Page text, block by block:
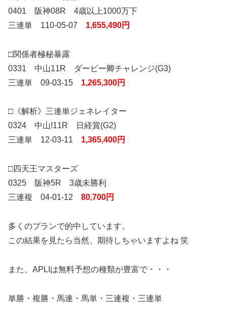
0401 阪神08R 4歳以上1000万下
三連単 110-05-07 1,655,490円
□関係者極秘暴露
0331 中山11R ダービー卿チャレンジ(G3)
三連単 09-03-15 1,265,300円
□《解析》三連単ジェネレイター
0324 中山!11R 日経賞(G2)
三連単 12-03-11 1,365,400円
□四天王マスターズ
0325 阪神5R 3歳未勝利
三連複 04-01-12 80,700円
多くのプランで的中しています。
この結果を見たら当然、期待しちゃいますよね 笑
また、APLIは無料予想の種類が豊富で・・・
単勝・複勝・馬連・馬単・三連複・三連単